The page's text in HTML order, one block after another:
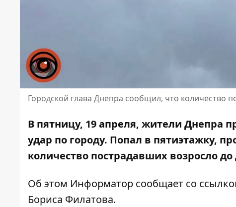
Городской глава Днепра сообщил, что количество
В пятницу, 19 апреля, жители Днепра
удар по городу. Попал в пятиэтажку,
количество пострадавших возросло до
Об этом Информатор сообщает со
Бориса Филатова.